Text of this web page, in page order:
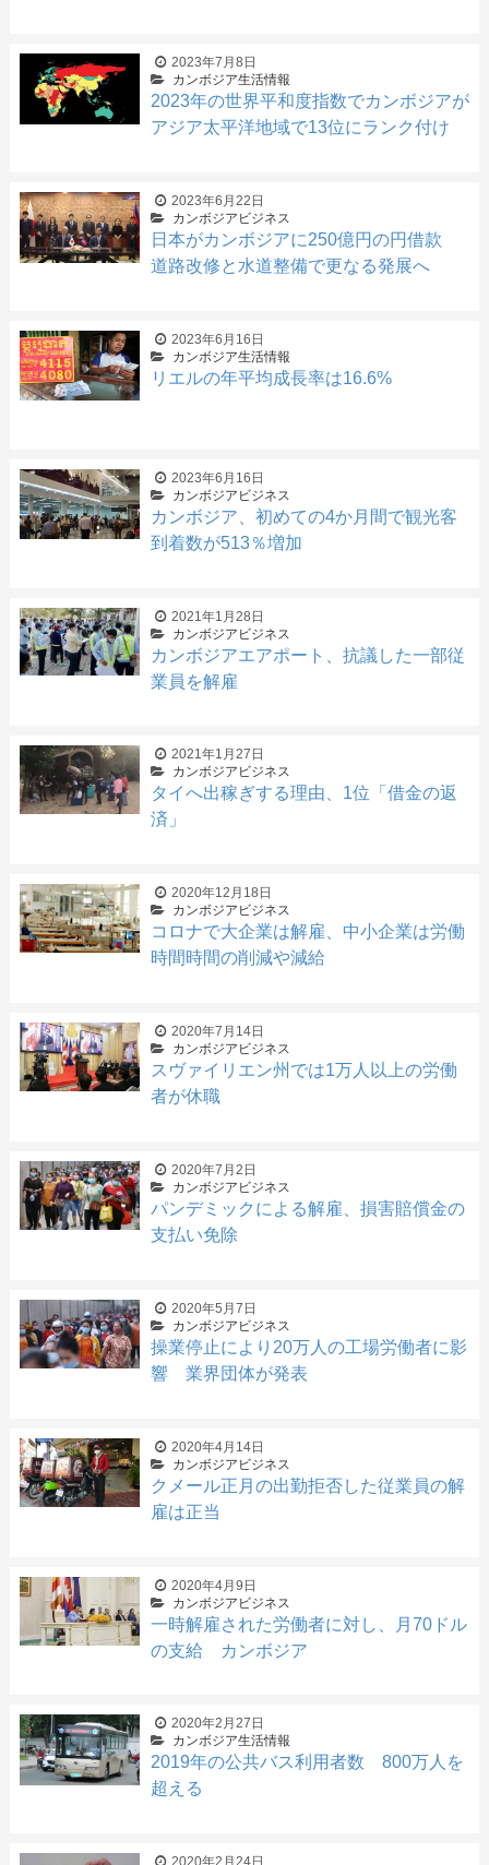
2023年7月8日
カンボジア生活情報
2023年の世界平和度指数でカンボジアが
アジア太平洋地域で13位にランク付け
2023年6月22日
カンボジアビジネス
日本がカンボジアに250億円の円借款
道路改修と水道整備で更なる発展へ
2023年6月16日
カンボジア生活情報
リエルの年平均成長率は16.6%
2023年6月16日
カンボジアビジネス
カンボジア、初めての4か月間で観光客
到着数が513％増加
2021年1月28日
カンボジアビジネス
カンボジアエアポート、抗議した一部従
業員を解雇
2021年1月27日
カンボジアビジネス
タイへ出稼ぎする理由、1位「借金の返
済」
2020年12月18日
カンボジアビジネス
コロナで大企業は解雇、中小企業は労働
時間時間の削減や減給
2020年7月14日
カンボジアビジネス
スヴァイリエン州では1万人以上の労働
者が休職
2020年7月2日
カンボジアビジネス
パンデミックによる解雇、損害賠償金の
支払い免除
2020年5月7日
カンボジアビジネス
操業停止により20万人の工場労働者に影
響 業界団体が発表
2020年4月14日
カンボジアビジネス
クメール正月の出勤拒否した従業員の解
雇は正当
2020年4月9日
カンボジアビジネス
一時解雇された労働者に対し、月70ドル
の支給 カンボジア
2020年2月27日
カンボジア生活情報
2019年の公共バス利用者数 800万人を
超える